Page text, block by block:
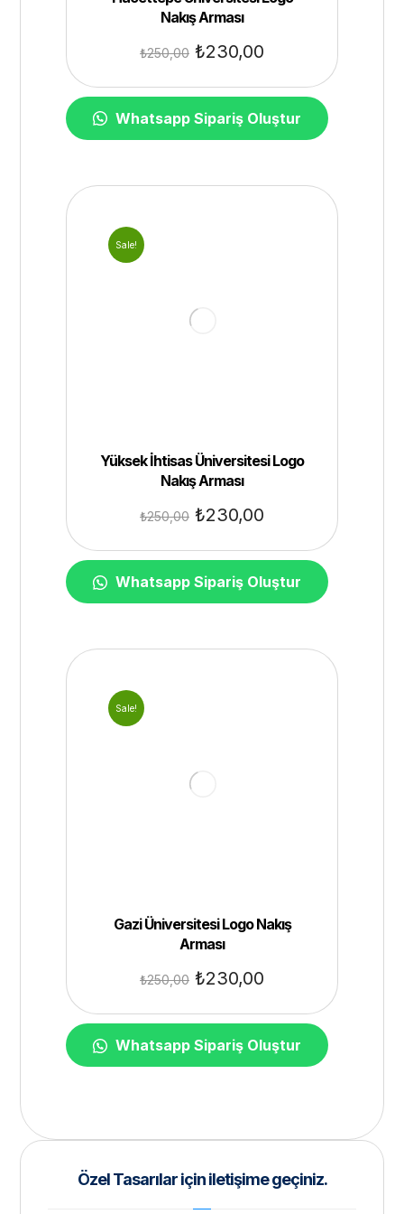
Nakış Arması
₺250,00 ₺230,00
Whatsapp Sipariş Oluştur
Sale!
Yüksek İhtisas Üniversitesi Logo
Nakış Arması
₺250,00 ₺230,00
Whatsapp Sipariş Oluştur
Sale!
Gazi Üniversitesi Logo Nakış
Arması
₺250,00 ₺230,00
Whatsapp Sipariş Oluştur
Özel Tasarılar için iletişime geçiniz.